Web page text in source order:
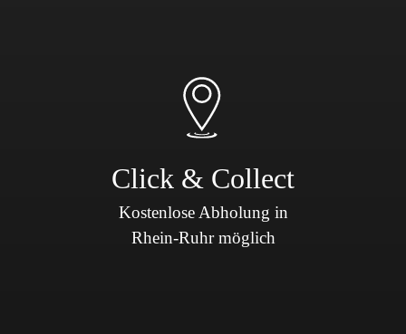
Click & Collect
Kostenlose Abholung in
Rhein-Ruhr möglich